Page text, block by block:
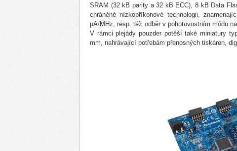
SRAM (32 kB parity a 32 kB ECC), 8 kB Data
chráněné nízkopříkonové technologii,
µA/MHz, resp. též odběr v pohotovostním módu
V rámci plejády pouzder potěší také miniatury
mm, nahrávající potřebám přenosných tiskáren,